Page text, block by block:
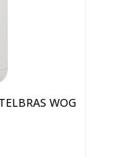
WOG